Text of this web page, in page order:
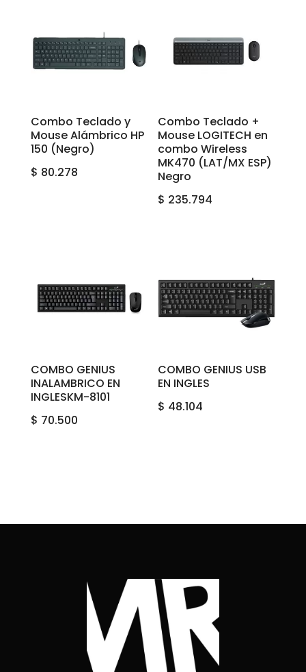
Combo Teclado y
Mouse Alámbrico HP
150 (Negro)
$ 80.278
Combo Teclado +
Mouse LOGITECH en
combo Wireless
MK470 (LAT/MX ESP)
Negro
$ 235.794
COMBO GENIUS
INALAMBRICO EN
INGLESKM-8101
$ 70.500
COMBO GENIUS USB
EN INGLES
$ 48.104